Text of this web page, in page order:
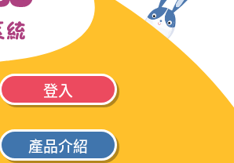
登入
產品介紹